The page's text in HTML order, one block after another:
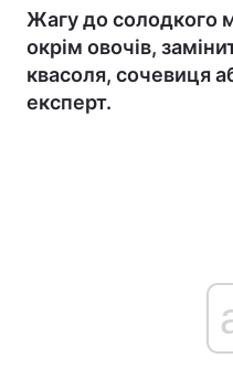
Жагу до солодкого
окрім овочів,
квасоля, сочевиця
експерт.